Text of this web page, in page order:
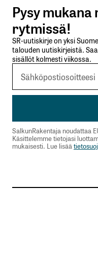
Lähetä
Pysy
rytmissä!
SR-uutiskirje on yksi
talouden uutiskirjeistä.
sisällöt kolmesti viikossa.
SalkunRakentaja noudattaa
Käsittelemme tietojasi
mukaisesti. Lue lisää